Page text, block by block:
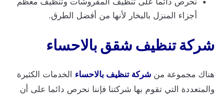
أجزاء المنزل بالبخار لأنها من أفضل الطرق.
شركة تنظيف شقق بالاحساء
هناك مجموعة من شركة تنظيف بالاحساء الخدمات الكثيرة
والمتعددة التي تقوم بها شركتنا فإننا نحرص دائما على أن